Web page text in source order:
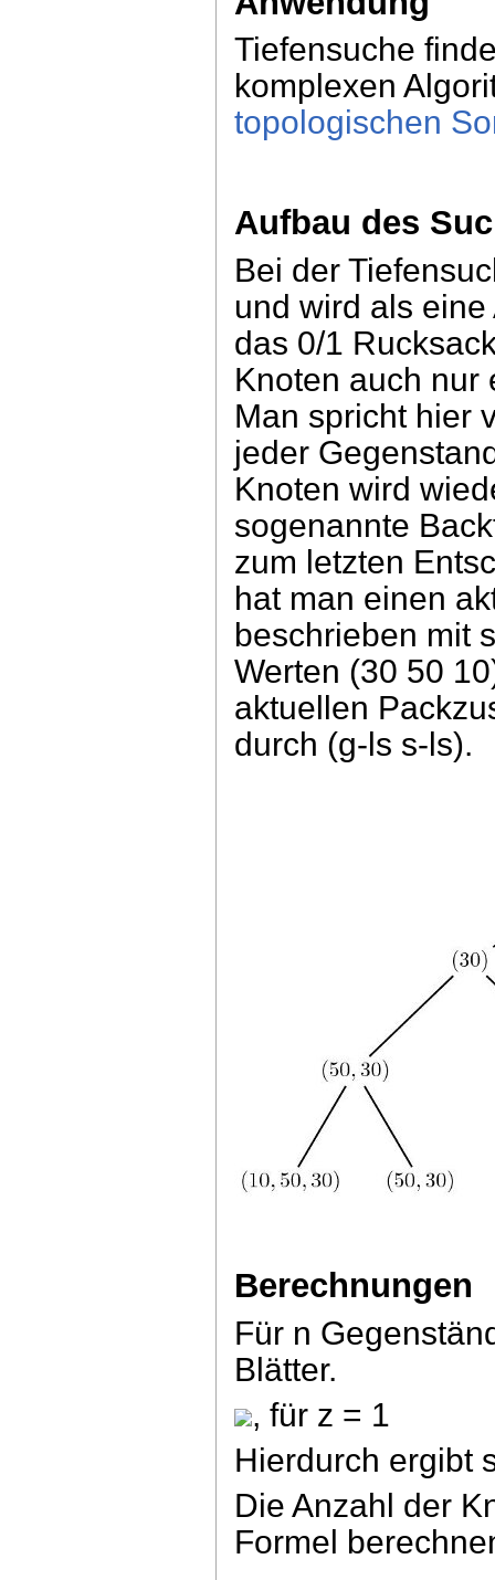
Tiefensuche
komplexen
topologischen
Aufbau des
Bei der
und wird als
das 0/1
Knoten auch nur
Man spricht hier
jeder
Knoten wird
sogenannte
zum letzten
hat man einen
beschrieben mit
Werten (30 50
aktuellen
durch (g-ls s-ls).
Berechnungen
Für n
Blätter.
, für z = 1
Hierdurch ergibt
Die Anzahl der
Formel